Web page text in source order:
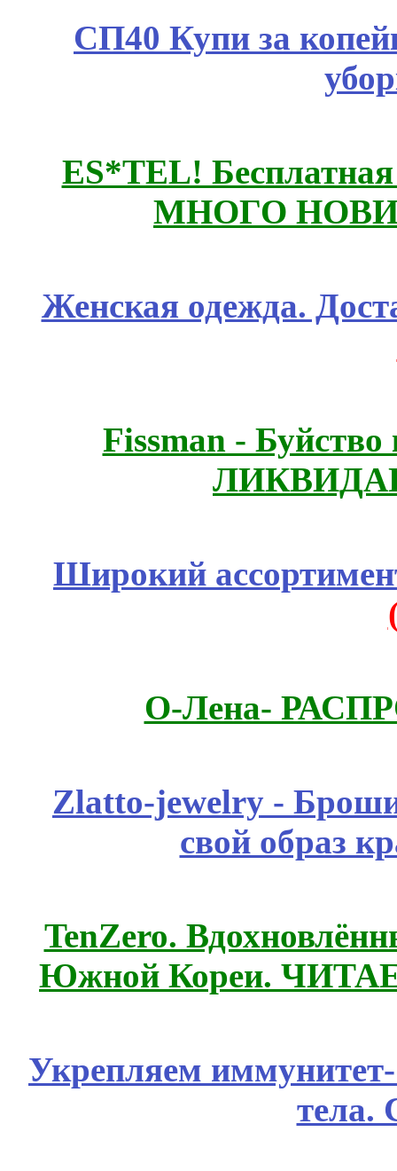
СП40 Купи за
ES*TEL!
МНОГО
Женская одежда.
Fissmаn -
Широкий
О-Лена-
Zlatto-jewelry -
свой образ
TenZero.
Южной Кореи.
Укрепляем
тела.